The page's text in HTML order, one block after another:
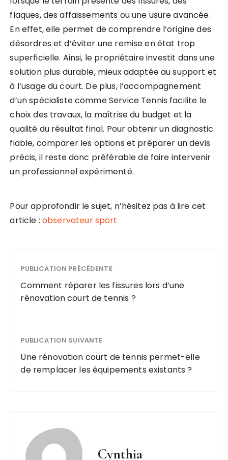
flaques, des affaissements ou une usure avancée.
En effet, elle permet de comprendre l’origine des
désordres et d’éviter une remise en état trop
superficielle. Ainsi, le propriétaire investit dans une
solution plus durable, mieux adaptée au support et
à l’usage du court. De plus, l’accompagnement
d’un spécialiste comme Service Tennis facilite le
choix des travaux, la maîtrise du budget et la
qualité du résultat final. Pour obtenir un diagnostic
fiable, comparer les options et préparer un devis
précis, il reste donc préférable de faire intervenir
un professionnel expérimenté.
Pour approfondir le sujet, n’hésitez pas à lire cet
article : observateur sport
PUBLICATION PRÉCÉDENTE
Comment réparer les fissures lors d’une
rénovation court de tennis ?
PUBLICATION SUIVANTE
Une rénovation court de tennis permet-elle
de remplacer les équipements existants ?
Cynthia